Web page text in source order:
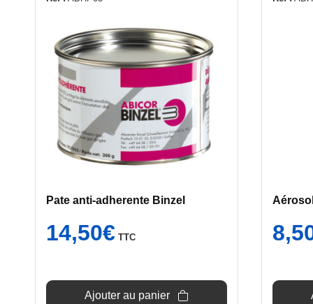
Pate anti-adherente Binzel
14,50€ TTC
Ajouter au panier